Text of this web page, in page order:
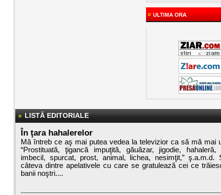
LISTĂ EDITORIALE
În ţara hahalerelor
Mă întreb ce aş mai putea vedea la televizior ca să mă mai
“Prostituată, ţigancă impuţită, găuăzar, jigodie,
imbecil, spurcat, prost, animal, lichea, nesimţit,” ş.a.m.d.
câteva dintre apelativele cu care se gratulează cei ce
banii noştri....